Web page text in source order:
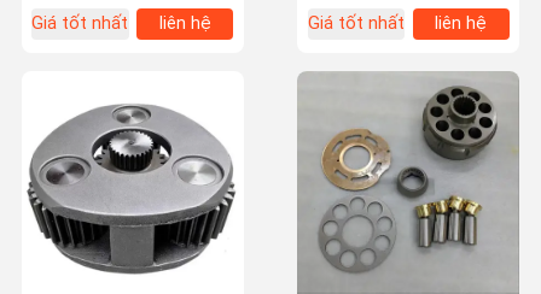
Giá tốt nhất
liên hệ
Giá tốt nhất
liên hệ